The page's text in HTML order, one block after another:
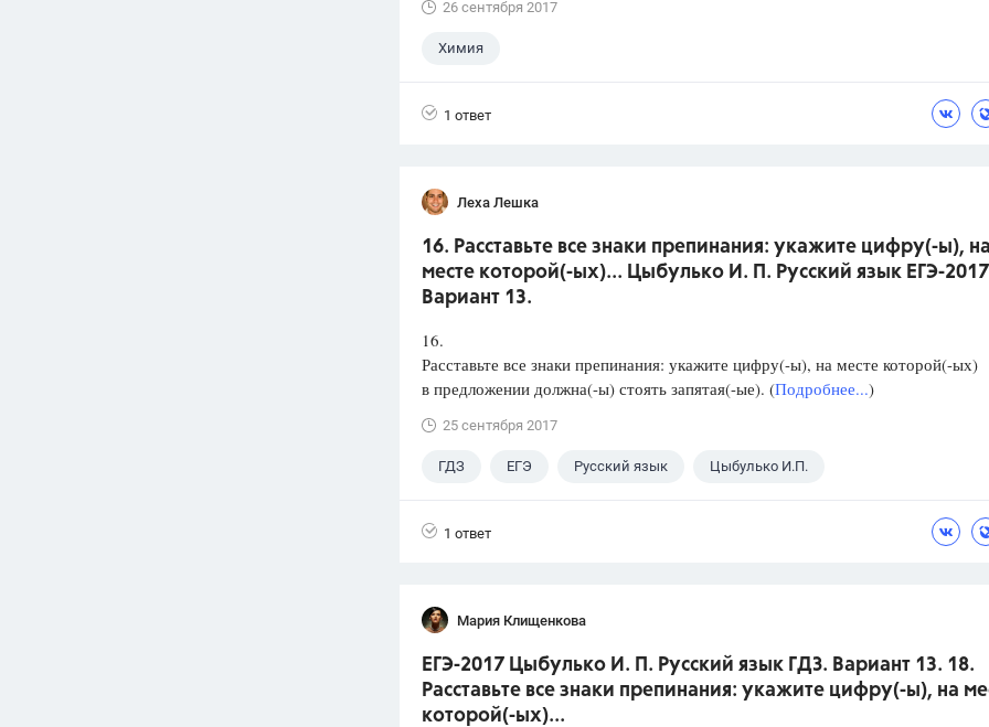
26 сентября 2017
Химия
1 ответ
Леха Лешка
16. Расставьте все знаки препинания: укажите цифру(-ы),
месте которой(-ых)... Цыбулько И. П. Русский язык ЕГЭ-
Вариант 13.
16.
Расставьте все знаки препинания: укажите цифру(-ы), на месте которой(-ых)
в предложении должна(-ы) стоять запятая(-ые). (Подробнее...)
25 сентября 2017
ГДЗ ЕГЭ Русский язык Цыбулько И.П.
1 ответ
Мария Клищенкова
ЕГЭ-2017 Цыбулько И. П. Русский язык ГДЗ. Вариант 13. 18.
Расставьте все знаки препинания: укажите цифру(-ы), на
которой(-ых)...